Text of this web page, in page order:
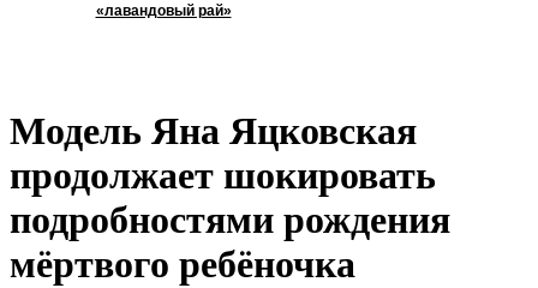
«лавандовый рай»
Модель Яна Яцковская
продолжает шокировать
подробностями рождения
мёртвого ребёночка